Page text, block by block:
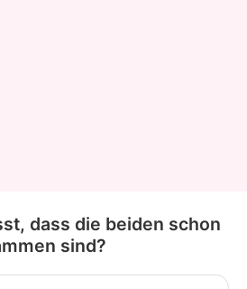
dass die beiden schon
sind?